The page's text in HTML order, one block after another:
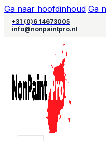
Ga naar hoofdinhoud Ga
+31 (0)6 14673005
info@nonpaintpro.nl